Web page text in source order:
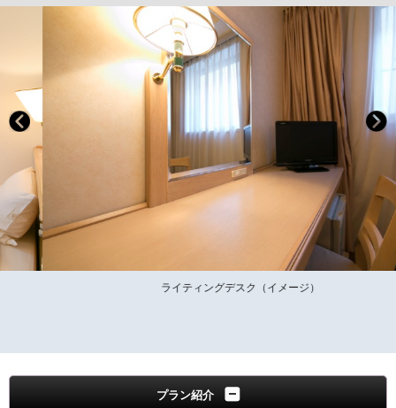
ライティングデスク（イメージ）
プラン紹介